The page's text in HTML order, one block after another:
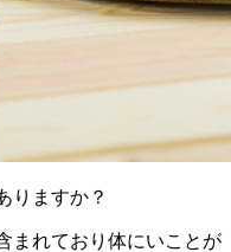
りますか？
まれており体にいことが